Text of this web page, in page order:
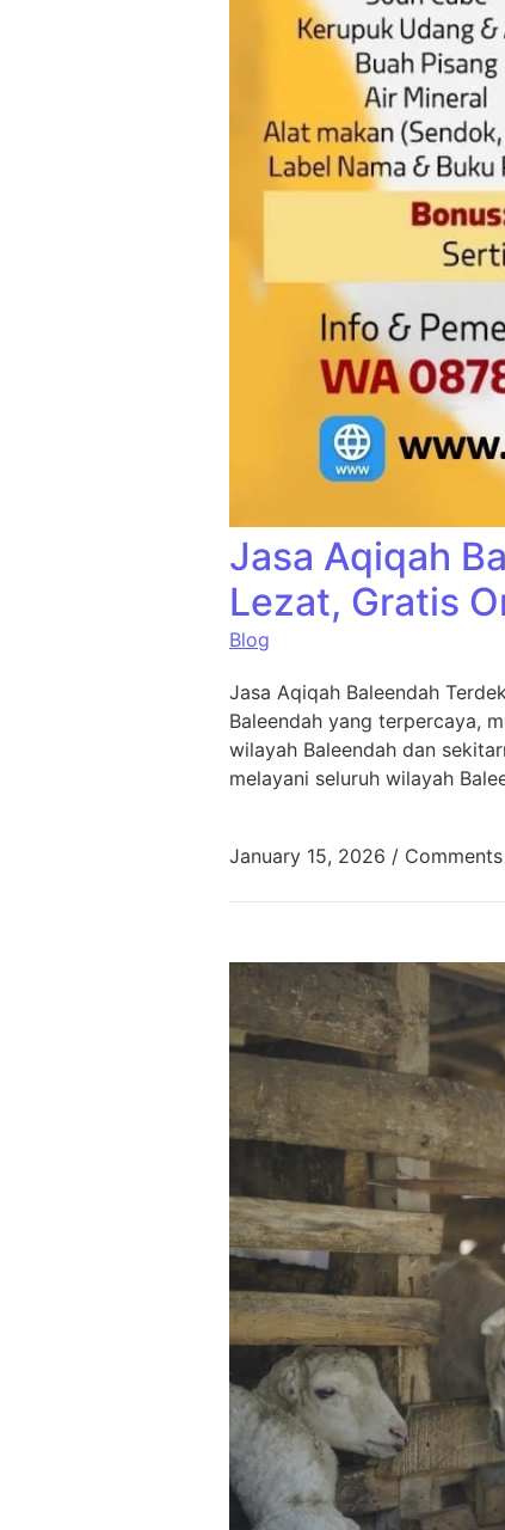
Jasa Aqiqah
Lezat, Gratis
Blog
Jasa Aqiqah Baleendah
Baleendah yang terpercaya,
wilayah Baleendah dan
melayani seluruh wilayah
January 15, 2026 /